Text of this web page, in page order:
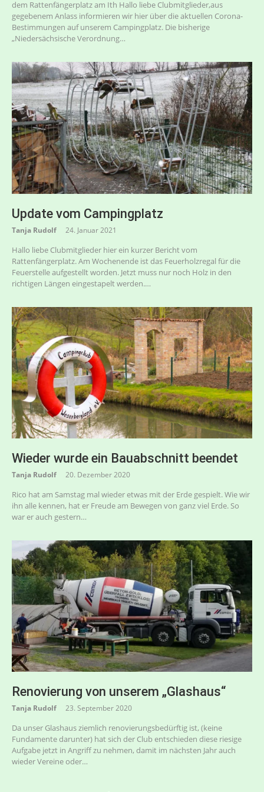
dem Rattenfängerplatz am Ith Hallo liebe Clubmitglieder,aus
gegebenem Anlass informieren wir hier über die aktuellen Corona-
Bestimmungen auf unserem Campingplatz. Die bisherige
„Niedersächsische Verordnung…
Update vom Campingplatz
Tanja Rudolf 24. Januar 2021
Hallo liebe Clubmitglieder hier ein kurzer Bericht vom
Rattenfängerplatz. Am Wochenende ist das Feuerholzregal für die
Feuerstelle aufgestellt worden. Jetzt muss nur noch Holz in den
richtigen Längen eingestapelt werden.…
Wieder wurde ein Bauabschnitt beendet
Tanja Rudolf 20. Dezember 2020
Rico hat am Samstag mal wieder etwas mit der Erde gespielt. Wie wir
ihn alle kennen, hat er Freude am Bewegen von ganz viel Erde. So
war er auch gestern…
Renovierung von unserem „Glashaus“
Tanja Rudolf 23. September 2020
Da unser Glashaus ziemlich renovierungsbedürftig ist, (keine
Fundamente darunter) hat sich der Club entschieden diese riesige
Aufgabe jetzt in Angriff zu nehmen, damit im nächsten Jahr auch
wieder Vereine oder…